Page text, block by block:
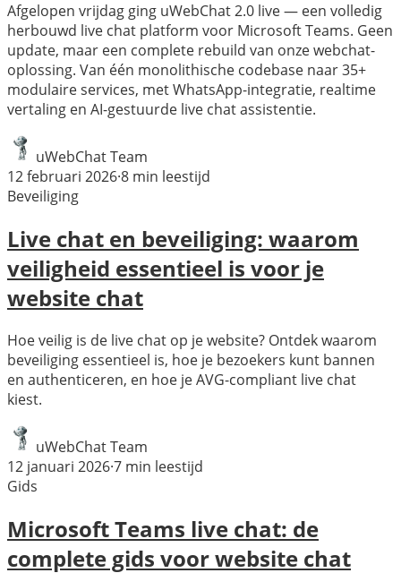
Afgelopen vrijdag ging uWebChat 2.0 live — een volledig
herbouwd live chat platform voor Microsoft Teams. Geen
update, maar een complete rebuild van onze webchat-
oplossing. Van één monolithische codebase naar 35+
modulaire services, met WhatsApp-integratie, realtime
vertaling en AI-gestuurde live chat assistentie.
uWebChat Team
12 februari 2026·8 min leestijd
Beveiliging
Live chat en beveiliging: waarom
veiligheid essentieel is voor je
website chat
Hoe veilig is de live chat op je website? Ontdek waarom
beveiliging essentieel is, hoe je bezoekers kunt bannen
en authenticeren, en hoe je AVG-compliant live chat
kiest.
uWebChat Team
12 januari 2026·7 min leestijd
Gids
Microsoft Teams live chat: de
complete gids voor website chat